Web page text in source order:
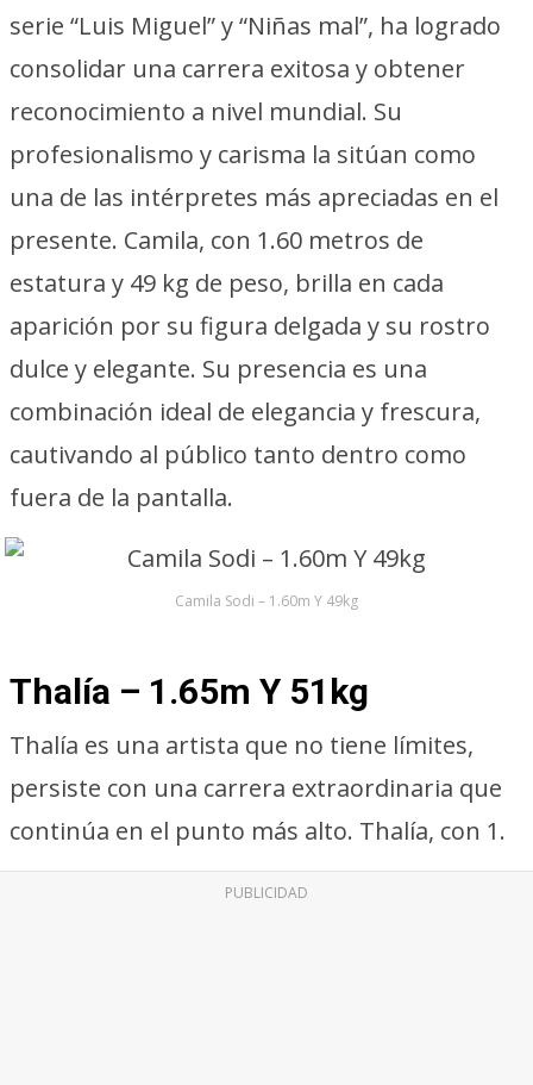
serie “Luis Miguel” y “Niñas mal”, ha logrado
consolidar una carrera exitosa y obtener
reconocimiento a nivel mundial. Su
profesionalismo y carisma la sitúan como
una de las intérpretes más apreciadas en el
presente. Camila, con 1.60 metros de
estatura y 49 kg de peso, brilla en cada
aparición por su figura delgada y su rostro
dulce y elegante. Su presencia es una
combinación ideal de elegancia y frescura,
cautivando al público tanto dentro como
fuera de la pantalla.
Camila Sodi – 1.60m Y 49kg
Thalía – 1.65m Y 51kg
Thalía es una artista que no tiene límites,
persiste con una carrera extraordinaria que
continúa en el punto más alto. Thalía, con 1.
PUBLICIDAD